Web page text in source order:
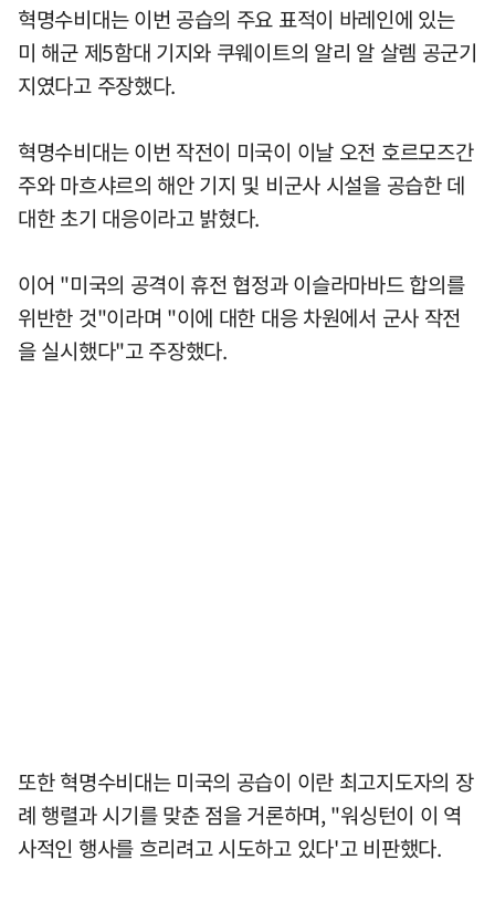
혁명수비대는 이번 공습의 주요 표적이 바레인에 있는
미 해군 제5함대 기지와 쿠웨이트의 알리 알 살렘 공군기
지였다고 주장했다.
혁명수비대는 이번 작전이 미국이 이날 오전 호르모즈간
주와 마흐샤르의 해안 기지 및 비군사 시설을 공습한 데
대한 초기 대응이라고 밝혔다.
이어 "미국의 공격이 휴전 협정과 이슬라마바드 합의를
위반한 것"이라며 "이에 대한 대응 차원에서 군사 작전
을 실시했다"고 주장했다.
또한 혁명수비대는 미국의 공습이 이란 최고지도자의 장
례 행렬과 시기를 맞춘 점을 거론하며, "워싱턴이 이 역
사적인 행사를 흐리려고 시도하고 있다'고 비판했다.